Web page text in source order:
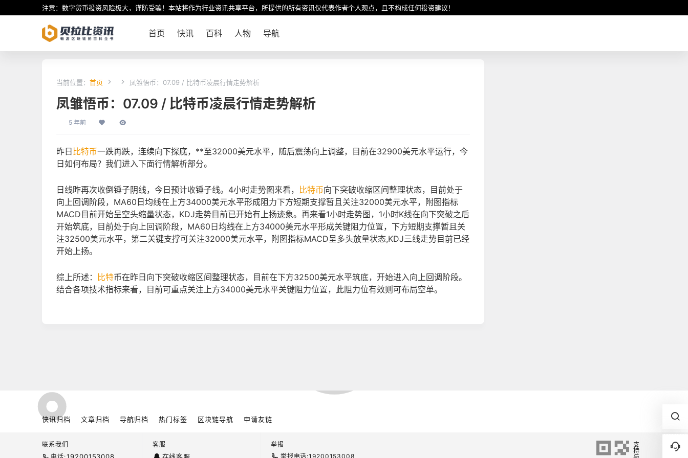
注意：数字货币投资风险极大，谨防受骗！本站将作为行业资讯共享平台，所提供的所有资讯仅代表作者个人观点，且不构成任何投资建议！
首页 快讯 百科 人物 导航
当前位置： 首页 凤雏悟币：07.09 / 比特币凌晨行情走势解析
凤雏悟币：07.09 / 比特币凌晨行情走势解析
5 年前
昨日 比特币一跌再跌，连续向下探底，**至32000美元水平，随后震荡向上调整，目前在32900美元水平运行，今
日如何布局？我们进入下面行情解析部分。
日线昨再次收倒锤子阴线，今日预计收锤子线。4小时走势图来看， 比特币向下突破收缩区间整理状态，目前处于
向上回调阶段，MA60日均线在上方34000美元水平形成阻力下方短期支撑暂且关注32000美元水平，附图指标
MACD目前开始呈空头缩量状态，KDJ走势目前已开始有上扬迹象。再来看1小时走势图，1小时K线在向下突破之后
开始筑底，目前处于向上回调阶段，MA60日均线在上方34000美元水平形成关键阻力位置，下方短期支撑暂且关
注32500美元水平，第二关键支撑可关注32000美元水平，附图指标MACD呈多头放量状态,KDJ三线走势目前已经
开始上扬。
综上所述： 比特币在昨日向下突破收缩区间整理状态，目前在下方32500美元水平筑底，开始进入向上回调阶段。
结合各项技术指标来看，目前可重点关注上方34000美元水平关键阻力位置，此阻力位有效则可布局空单。
快讯归档 文章归档 导航归档 热门标签 区块链导航 申请友链
联系我们
客服
举报
举报电话:19200153008
支
持